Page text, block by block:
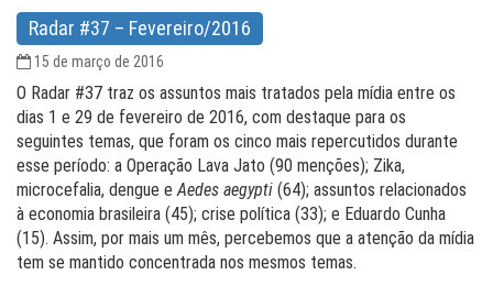
Radar #37 – Fevereiro/2016
15 de março de 2016
O Radar #37 traz os assuntos mais tratados pela mídia entre os
dias 1 e 29 de fevereiro de 2016, com destaque para os
seguintes temas, que foram os cinco mais repercutidos durante
esse período: a Operação Lava Jato (90 menções); Zika,
microcefalia, dengue eAedes aegypti (64); assuntos relacionados
à economia brasileira (45); crise política (33); e Eduardo Cunha
(15). Assim, por mais um mês, percebemos que a atenção da mídia
tem se mantido concentrada nos mesmos temas.